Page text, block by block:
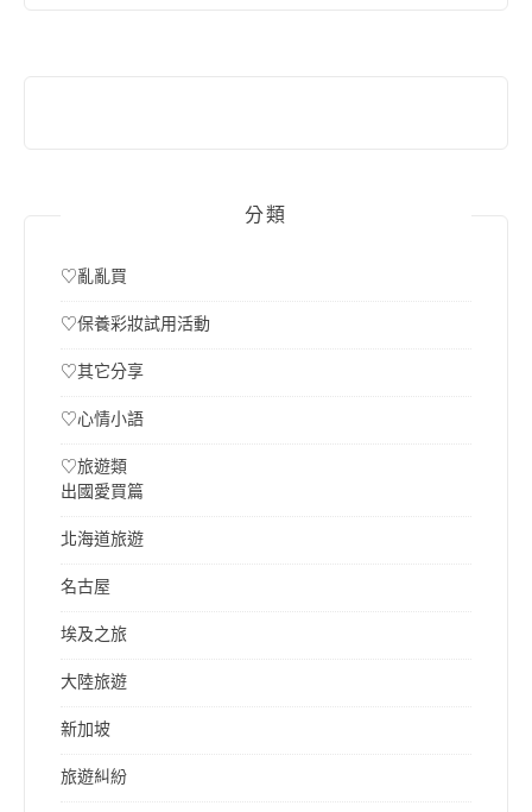
分類
♡亂亂買
♡保養彩妝試用活動
♡其它分享
♡心情小語
♡旅遊類
出國愛買篇
北海道旅遊
名古屋
埃及之旅
大陸旅遊
新加坡
旅遊糾紛